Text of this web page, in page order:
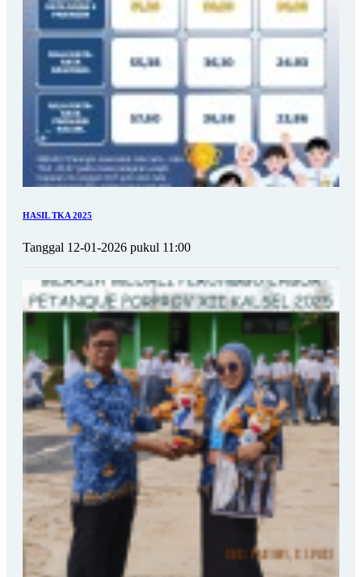
HASIL TKA 2025
Tanggal 12-01-2026 pukul 11:00